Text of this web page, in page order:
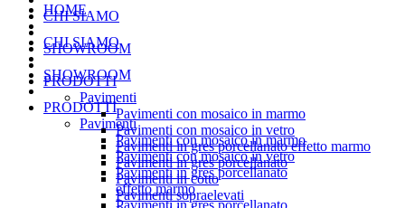
HOME
CHI SIAMO
SHOWROOM
PRODOTTI
Pavimenti
Pavimenti con mosaico in marmo
Pavimenti con mosaico in vetro
Pavimenti in gres porcellanato
effetto marmo
Pavimenti in gres porcellanato
CHI SIAMO
SHOWROOM
PRODOTTI
Pavimenti
Pavimenti con mosaico in marmo
Pavimenti con mosaico in vetro
Pavimenti in gres porcellanato effetto marmo
Pavimenti in gres porcellanato
Pavimenti in cotto
Pavimenti sopraelevati